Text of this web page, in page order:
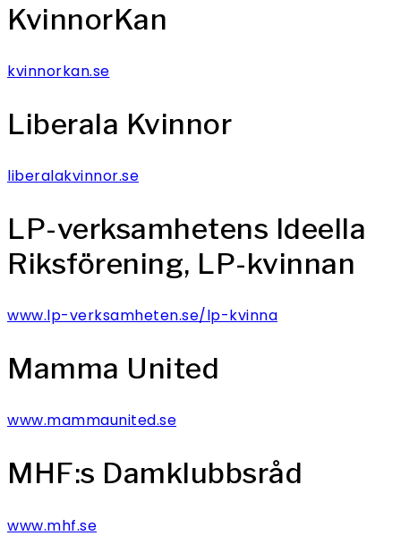
KvinnorKan
kvinnorkan.se
Liberala Kvinnor
liberalakvinnor.se
LP-verksamhetens Ideella
Riksförening, LP-kvinnan
www.lp-verksamheten.se/lp-kvinna
Mamma United
www.mammaunited.se
MHF:s Damklubbsråd
www.mhf.se